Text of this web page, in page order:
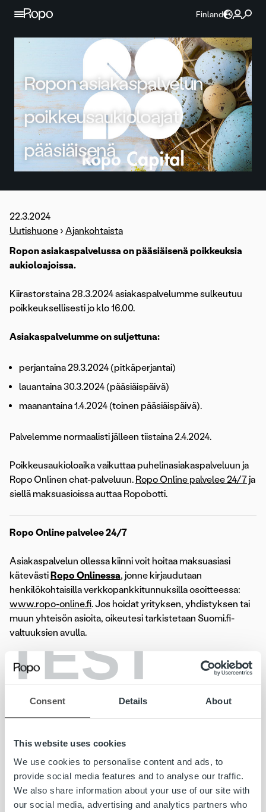
TEST
Consent Details About
This website uses cookies
We use cookies to personalise content and ads, to
provide social media features and to analyse our traffic.
We also share information about your use of our site with
our social media, advertising and analytics partners who
Jatka sisältöön
Finland
Ropon asiakaspalvelun
poikkeusaukioloajat
pääsiäisenä
22.3.2024
Uutishuone › Ajankohtaista
Ropon asiakaspalvelussa on pääsiäisenä poikkeuksia
aukioloajoissa.
Kiirastorstaina 28.3.2024 asiakaspalvelumme sulkeutuu
poikkeuksellisesti jo klo 16.00.
Asiakaspalvelumme on suljettuna:
perjantaina 29.3.2024 (pitkäperjantai)
lauantaina 30.3.2024 (pääsiäispäivä)
maanantaina 1.4.2024 (toinen pääsiäispäivä).
Palvelemme normaalisti jälleen tiistaina 2.4.2024.
Poikkeusaukioloaika vaikuttaa puhelinasiakaspalveluun ja
Ropo Onlinen chat-palveluun. Ropo Online palvelee 24/7ja
siellä maksuasioissa auttaa Ropobotti.
Ropo Online palvelee 24/7
Asiakaspalvelun ollessa kiinni voit hoitaa maksuasiasi
kätevästi Ropo Onlinessa, jonne kirjaudutaan
henkilökohtaisilla verkkopankkitunnuksilla osoitteessa:
www.ropo-online.fi. Jos hoidat yrityksen, yhdistyksen tai
muun yhteisön asioita, oikeutesi tarkistetaan Suomi.fi-
valtuuksien avulla.
Ropo Onlinessa voit hoitaa laskuun, maksumuistutukseen
ja perintään liittyviä asioita. Voit maksaa, siirtää eräpäivää,
alkuperäisen laskun tiedot. Voit myös ilmoittaa tilinumerosi
liikamaksun palautusta varten tai valtuuttaa toisen
Tarkista, löytyisikö vastaus
kysymykseesi Ropon UKK:sta